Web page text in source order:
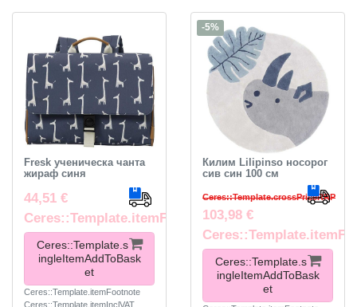
Fresk ученическа чанта
жираф синя
44,51 €
Ceres::Template.itemFootnote
Ceres::Template.s
ingleItemAddToBask
et
Ceres::Template.itemFootnote
Ceres::Template.itemInclVAT
-5%
Килим Lilipinso носорог
сив син 100 см
Ceres::Template.crossPriceRRP
103,98 €
Ceres::Template.s
ingleItemAddToBask
et